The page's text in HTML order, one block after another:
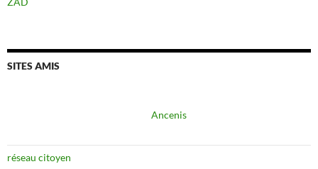
SITES AMIS
Ancenis
réseau citoyen